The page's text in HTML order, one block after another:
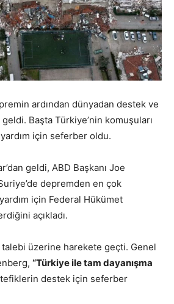
ardından dünyadan destek ve
geldi. Başta Türkiye’nin komuşuları
için seferber oldu.
geldi, ABD Başkanı Joe
depremden en çok
için Federal Hükümet
açıkladı.
talebi üzerine harekete geçti. Genel
“Türkiye ile tam dayanışma
destek için seferber